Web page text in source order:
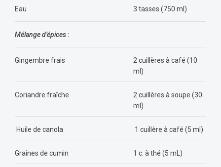
Eau 3 tasses (750 ml)
Mélange d’épices :
Gingembre frais
2 cuillères à café (10
ml)
Coriandre fraîche
2 cuillères à soupe (30
ml)
Huile de canola 1 cuillère à café (5 ml)
Graines de cumin 1 c. à thé (5 mL)